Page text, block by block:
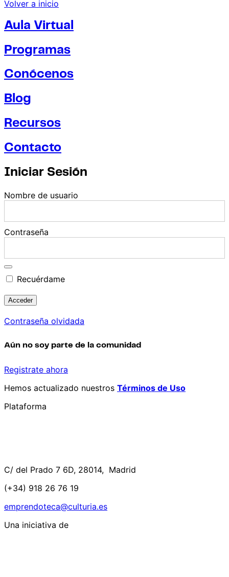
Volver a inicio
Aula Virtual
Programas
Conócenos
Blog
Recursos
Contacto
Iniciar Sesión
Nombre de usuario
Contraseña
Recuérdame
Contraseña olvidada
Aún no soy parte de la comunidad
Registrate ahora
Hemos actualizado nuestros Términos de Uso
Plataforma
C/ del Prado 7 6D, 28014, Madrid
(+34) 918 26 76 19
emprendoteca@culturia.es
Una iniciativa de